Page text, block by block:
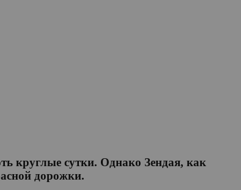
круглые сутки. Однако Зендая, как
дорожки.